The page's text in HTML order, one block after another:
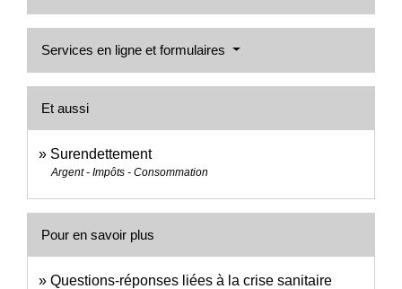
Services en ligne et formulaires
Et aussi
Surendettement
Argent - Impôts - Consommation
Pour en savoir plus
Questions-réponses liées à la crise sanitaire